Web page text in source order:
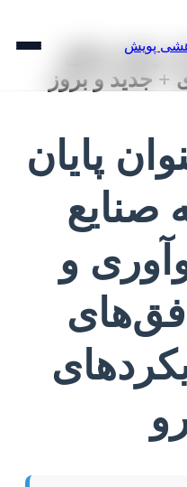
رشته صنایع
+ جدید و بروز
پایان
صنایع
و